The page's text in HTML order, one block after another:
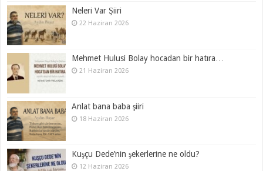
Neleri Var Şiiri
22 Haziran 2026
Mehmet Hulusi Bolay hocadan bir hatıra…
21 Haziran 2026
Anlat bana baba şiiri
18 Haziran 2026
Kuşçu Dede’nin şekerlerine ne oldu?
12 Haziran 2026